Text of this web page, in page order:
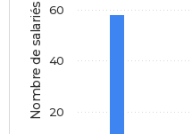
Nombre de salariés 20
40
60